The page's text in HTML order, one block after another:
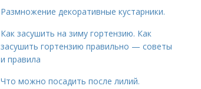
Размножение декоративные кустарники.
Как засушить на зиму гортензию. Как
засушить гортензию правильно — советы
и правила
Что можно посадить после лилий.